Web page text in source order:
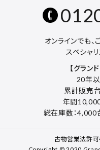
オンラインでも、
スペシャ
【グラン
20年
累計販売
年間
総在庫数：4,000
古物営業法許